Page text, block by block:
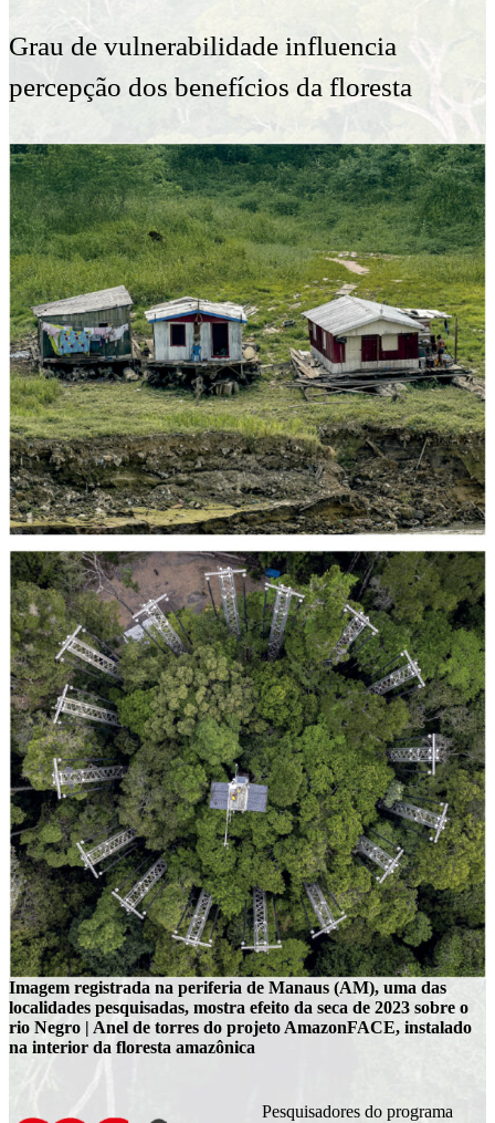
Grau de vulnerabilidade influencia
percepção dos benefícios da floresta
Imagem registrada na periferia de Manaus (AM), uma das
localidades pesquisadas, mostra efeito da seca de 2023 sobre o
rio Negro | Anel de torres do projeto AmazonFACE, instalado
na interior da floresta amazônica
Pesquisadores do programa